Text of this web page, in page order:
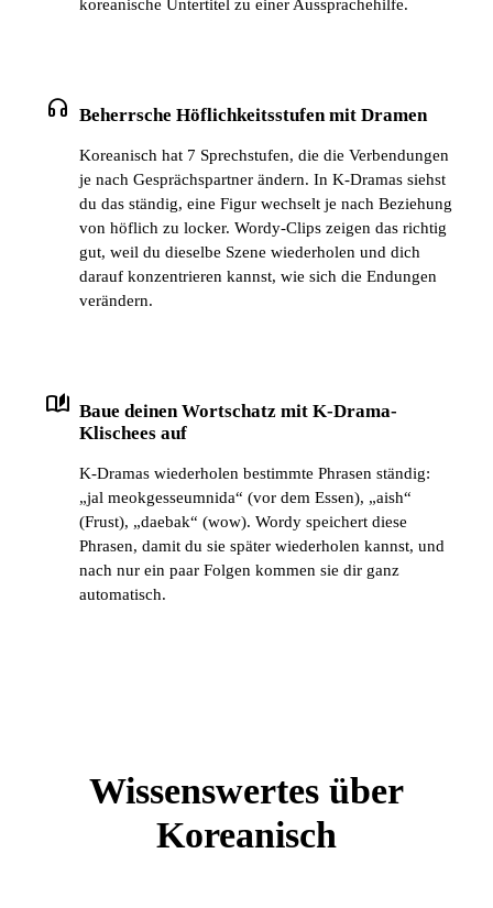
koreanische Untertitel zu einer Aussprachehilfe.
headphones Beherrsche Höflichkeitsstufen mit Dramen
Koreanisch hat 7 Sprechstufen, die die Verbendungen
je nach Gesprächspartner ändern. In K-Dramas siehst
du das ständig, eine Figur wechselt je nach Beziehung
von höflich zu locker. Wordy-Clips zeigen das richtig
gut, weil du dieselbe Szene wiederholen und dich
darauf konzentrieren kannst, wie sich die Endungen
verändern.
auto_stories Baue deinen Wortschatz mit K-Drama-
Klischees auf
K-Dramas wiederholen bestimmte Phrasen ständig:
„jal meokgesseumnida“ (vor dem Essen), „aish“
(Frust), „daebak“ (wow). Wordy speichert diese
Phrasen, damit du sie später wiederholen kannst, und
nach nur ein paar Folgen kommen sie dir ganz
automatisch.
Wissenswertes über
Koreanisch